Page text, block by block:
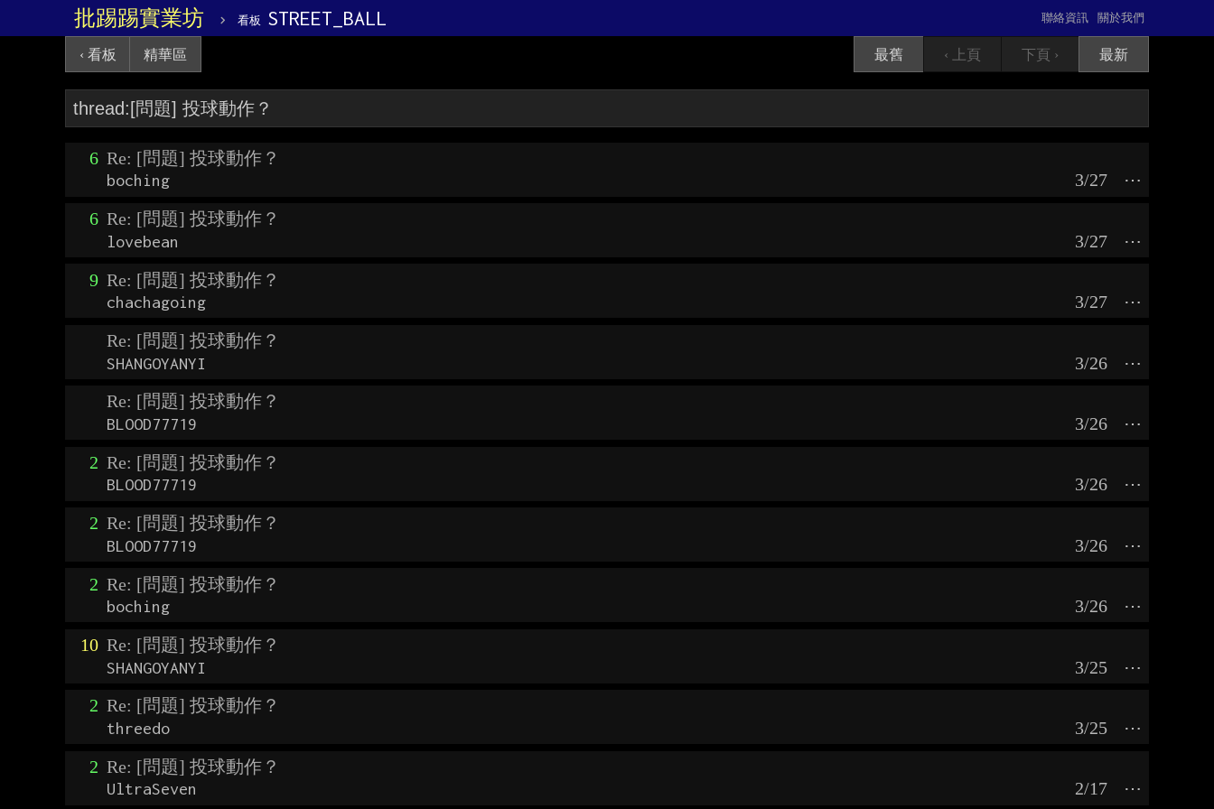
批踢踢實業坊 › 看板 STREET_BALL 關於我們
聯絡資訊
‹ 看板 精華區 最舊 ‹ 上頁 下頁 › 最新
6 Re: [問題] 投球動作？
boching ⋯
3/27
6 Re: [問題] 投球動作？
lovebean ⋯
3/27
9 Re: [問題] 投球動作？
chachagoing ⋯
3/27
Re: [問題] 投球動作？
SHANGOYANYI ⋯
3/26
Re: [問題] 投球動作？
BLOOD77719 ⋯
3/26
2 Re: [問題] 投球動作？
BLOOD77719 ⋯
3/26
2 Re: [問題] 投球動作？
BLOOD77719 ⋯
3/26
2 Re: [問題] 投球動作？
boching ⋯
3/26
10 Re: [問題] 投球動作？
SHANGOYANYI ⋯
3/25
2 Re: [問題] 投球動作？
threedo ⋯
3/25
2 Re: [問題] 投球動作？
UltraSeven ⋯
2/17